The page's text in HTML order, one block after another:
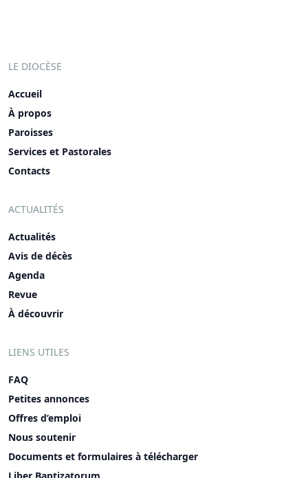
LE DIOCÈSE
Accueil
À propos
Paroisses
Services et Pastorales
Contacts
ACTUALITÉS
Actualités
Avis de décès
Agenda
Revue
À découvrir
LIENS UTILES
FAQ
Petites annonces
Offres d’emploi
Nous soutenir
Documents et formulaires à télécharger